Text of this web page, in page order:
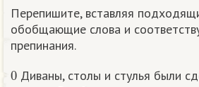
Перепишите, вставляя
обобщающие слова и
препинания.
0 Диваны, столы и стулья были